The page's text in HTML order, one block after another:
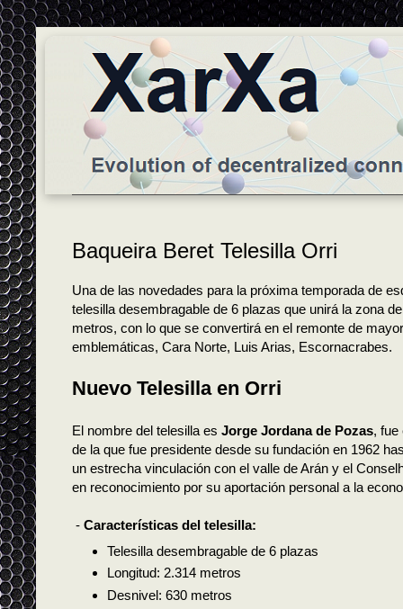
Baqueira Beret Telesilla Orri
Una de las novedades para la próxima temporada de
telesilla desembragable de 6 plazas que unirá la zona
metros, con lo que se convertirá en el remonte de
emblemáticas, Cara Norte, Luis Arias, Escornacrabes.
Nuevo Telesilla en Orri
El nombre del telesilla es Jorge Jordana de Pozas, fue
de la que fue presidente desde su fundación en 1962
un estrecha vinculación con el valle de Arán y el
en reconocimiento por su aportación personal a la
- Características del telesilla:
Telesilla desembragable de 6 plazas
Longitud: 2.314 metros
Desnivel: 630 metros